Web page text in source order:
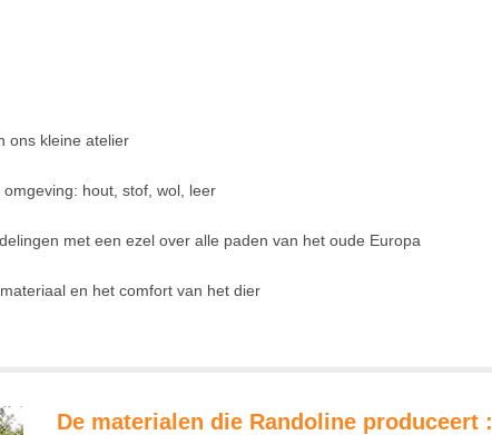
ons kleine atelier
hout, stof, wol, leer
met een ezel over alle paden van het oude Europa
en het comfort van het dier
De materialen die Randoline produceert :